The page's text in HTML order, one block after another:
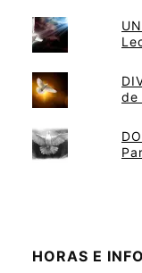
de
HORAS E